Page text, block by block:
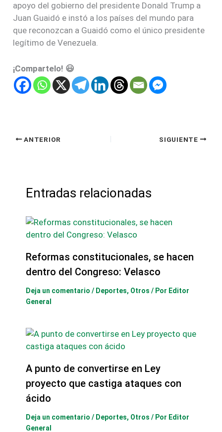
apoyo del gobierno del presidente Donald Trump a
Juan Guaidó e instó a los países del mundo para
que reconozcan a Guaidó como el único presidente
legítimo de Venezuela.
¡Compartelo! 😃
ANTERIOR SIGUIENTE
Entradas relacionadas
Reformas constitucionales, se hacen
dentro del Congreso: Velasco
Deja un comentario / Deportes, Otros / Por Editor
General
A punto de convertirse en Ley
proyecto que castiga ataques con
ácido
Deja un comentario / Deportes, Otros / Por Editor
General